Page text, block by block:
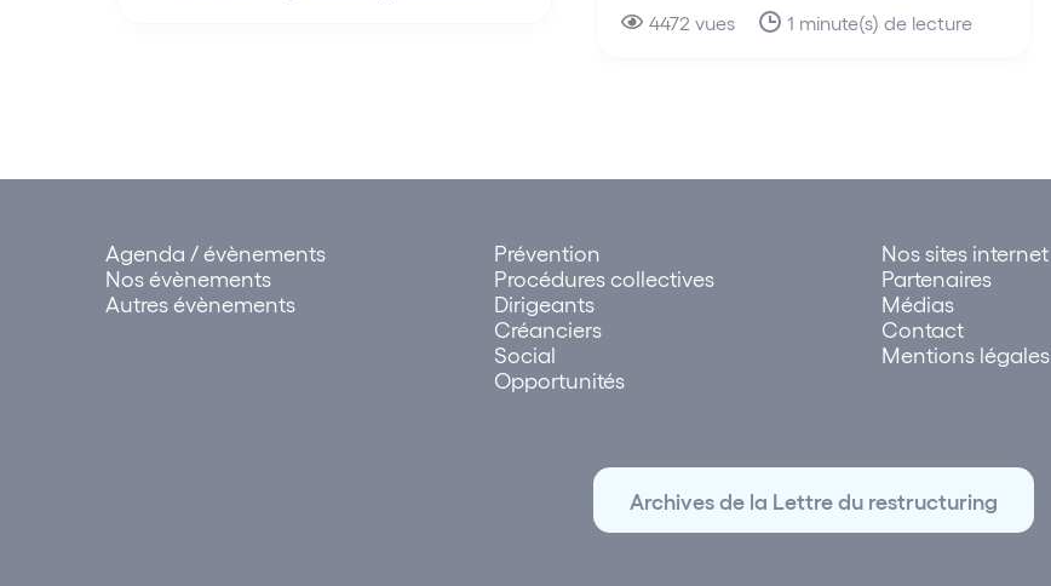
4472 vues 1 minute(s) de lecture
Agenda / évènements
Nos évènements
Autres évènements
Prévention
Procédures collectives
Dirigeants
Créanciers
Social
Opportunités
Nos sites internet
Partenaires
Médias
Contact
Mentions légales
Archives de la Lettre du restructuring